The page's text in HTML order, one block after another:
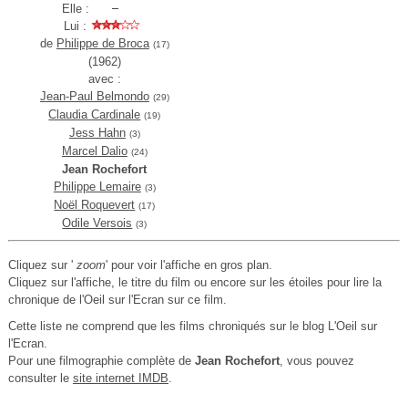
Elle :
Lui :
de Philippe de Broca (17)
(1962)
avec :
Jean-Paul Belmondo (29)
Claudia Cardinale (19)
Jess Hahn (3)
Marcel Dalio (24)
Jean Rochefort
Philippe Lemaire (3)
Noël Roquevert (17)
Odile Versois (3)
Cliquez sur ' zoom' pour voir l'affiche en gros plan.
Cliquez sur l'affiche, le titre du film ou encore sur les étoiles pour lire la
chronique de l'Oeil sur l'Ecran sur ce film.
Cette liste ne comprend que les films chroniqués sur le blog L'Oeil sur
l'Ecran.
Pour une filmographie complète de Jean Rochefort, vous pouvez
consulter le site internet IMDB.